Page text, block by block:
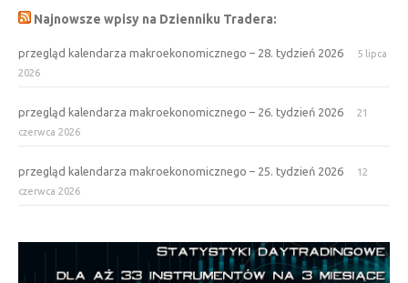
Najnowsze wpisy na Dzienniku Tradera:
przegląd kalendarza makroekonomicznego – 28. tydzień 2026
5 lipca
2026
przegląd kalendarza makroekonomicznego – 26. tydzień 2026
21
czerwca 2026
przegląd kalendarza makroekonomicznego – 25. tydzień 2026
12
czerwca 2026